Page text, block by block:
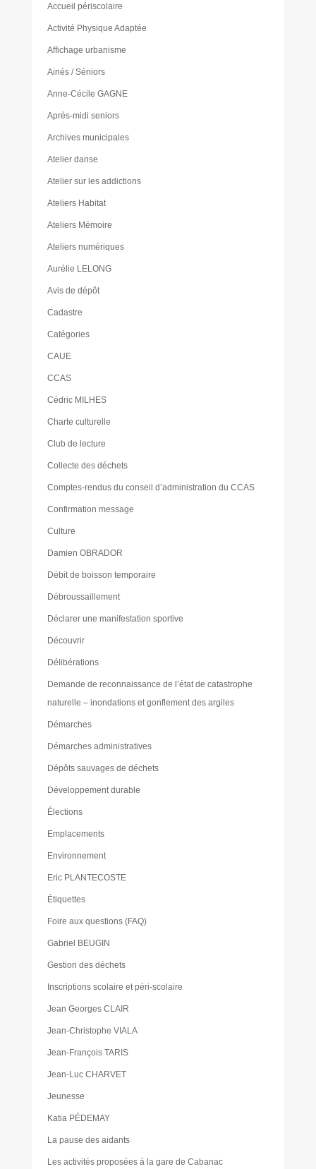
Accueil périscolaire
Activité Physique Adaptée
Affichage urbanisme
Ainés / Séniors
Anne-Cécile GAGNE
Après-midi seniors
Archives municipales
Atelier danse
Atelier sur les addictions
Ateliers Habitat
Ateliers Mémoire
Ateliers numériques
Aurélie LELONG
Avis de dépôt
Cadastre
Catégories
CAUE
CCAS
Cédric MILHES
Charte culturelle
Club de lecture
Collecte des déchets
Comptes-rendus du conseil d’administration du CCAS
Confirmation message
Culture
Damien OBRADOR
Débit de boisson temporaire
Débroussaillement
Déclarer une manifestation sportive
Découvrir
Délibérations
Demande de reconnaissance de l’état de catastrophe
naturelle – inondations et gonflement des argiles
Démarches
Démarches administratives
Dépôts sauvages de déchets
Développement durable
Élections
Emplacements
Environnement
Eric PLANTECOSTE
Étiquettes
Foire aux questions (FAQ)
Gabriel BEUGIN
Gestion des déchets
Inscriptions scolaire et péri-scolaire
Jean Georges CLAIR
Jean-Christophe VIALA
Jean-François TARIS
Jean-Luc CHARVET
Jeunesse
Katia PÉDEMAY
La pause des aidants
Les activités proposées à la gare de Cabanac